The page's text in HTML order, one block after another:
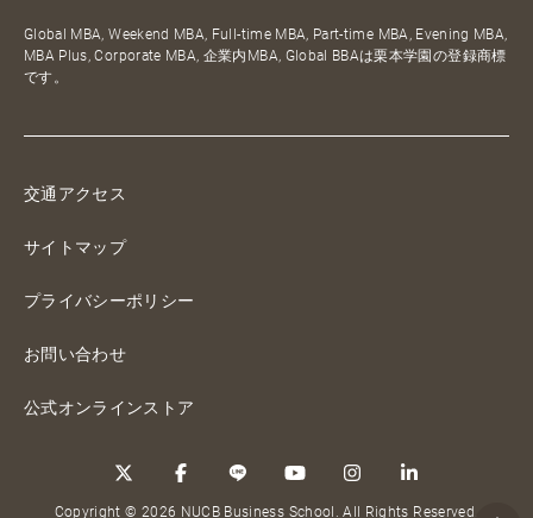
Global MBA, Weekend MBA, Full-time MBA, Part-time MBA, Evening MBA,
MBA Plus, Corporate MBA, 企業内MBA, Global BBAは栗本学園の登録商標
です。
交通アクセス
サイトマップ
プライバシーポリシー
お問い合わせ
公式オンラインストア
Copyright © 2026 NUCB Business School. All Rights Reserved.